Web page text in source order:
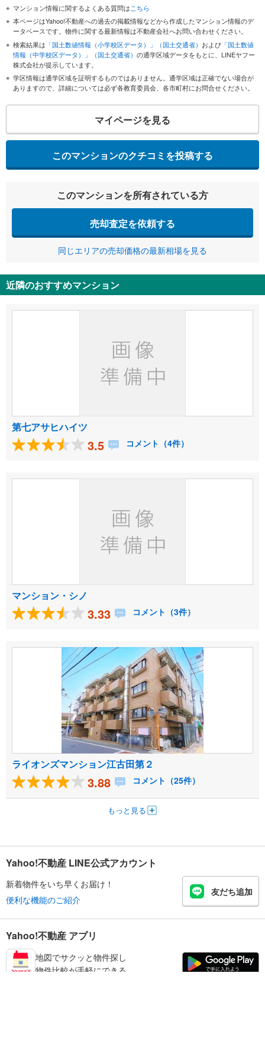
マンション情報に関するよくある質問はこちら
本ページはYahoo!不動産への過去の掲載情報などから作成したマンション情報のデ
ータベースです。物件に関する最新情報は不動産会社へお問い合わせください。
検索結果は 「国土数値情報（小学校区データ）」（国土交通省） および 「国土数値
情報（中学校区データ）」（国土交通省） の通学区域データをもとに、LINEヤフー
株式会社が提示しています。
学区情報は通学区域を証明するものではありません。通学区域は正確でない場合が
ありますので、詳細については必ず各教育委員会、各市町村にお問合せください。
マイページを見る
このマンションのクチコミを投稿する
このマンションを所有されている方
売却査定を依頼する
同じエリアの売却価格の最新相場を見る
近隣のおすすめマンション
第七アサヒハイツ
3.5 コメント（4件）
マンション・シノ
3.33 コメント（3件）
ライオンズマンション江古田第２
3.88 コメント（25件）
もっと見る
Yahoo!不動産 LINE公式アカウント
新着物件をいち早くお届け！
便利な機能のご紹介
友だち追加
Yahoo!不動産 アプリ
地図でサクッと物件探し
物件比較が手軽にできる